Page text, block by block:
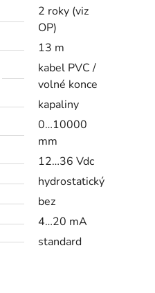
2 roky (viz
OP)
13 m
kabel PVC /
volné konce
kapaliny
0…10000
mm
12…36 Vdc
hydrostatický
bez
4…20 mA
standard